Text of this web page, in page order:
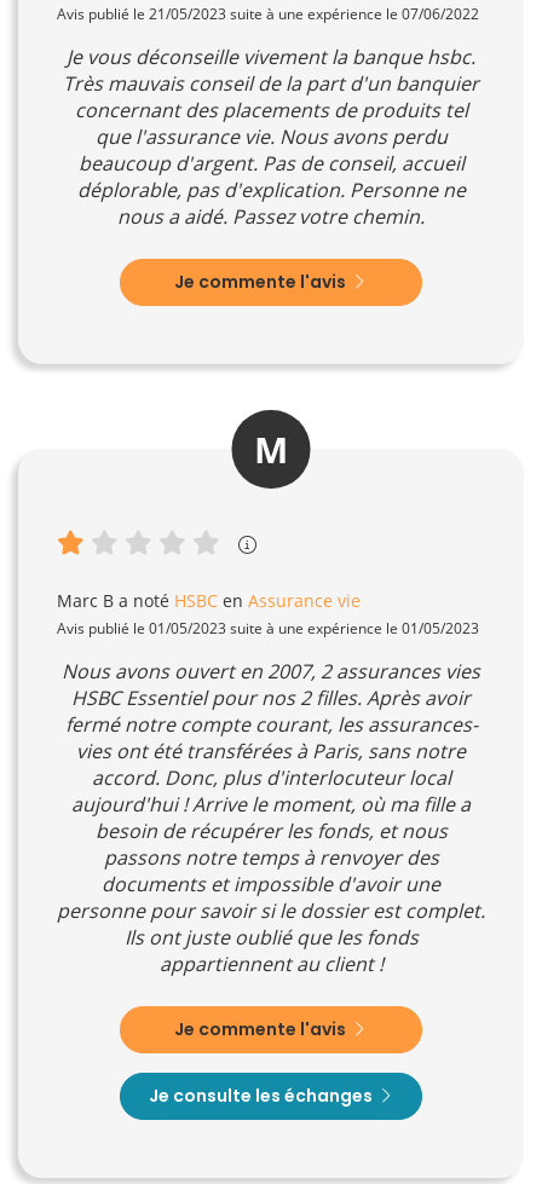
Avis publié le 21/05/2023 suite à une expérience le 07/06/2022
Je vous déconseille vivement la banque hsbc.
Très mauvais conseil de la part d'un banquier
concernant des placements de produits tel
que l'assurance vie. Nous avons perdu
beaucoup d'argent. Pas de conseil, accueil
déplorable, pas d'explication. Personne ne
nous a aidé. Passez votre chemin.
Je commente l'avis
M
Marc B a noté HSBC en Assurance vie
Avis publié le 01/05/2023 suite à une expérience le 01/05/2023
Nous avons ouvert en 2007, 2 assurances vies
HSBC Essentiel pour nos 2 filles. Après avoir
fermé notre compte courant, les assurances-
vies ont été transférées à Paris, sans notre
accord. Donc, plus d'interlocuteur local
aujourd'hui ! Arrive le moment, où ma fille a
besoin de récupérer les fonds, et nous
passons notre temps à renvoyer des
documents et impossible d'avoir une
personne pour savoir si le dossier est complet.
Ils ont juste oublié que les fonds
appartiennent au client !
Je commente l'avis
Je consulte les échanges